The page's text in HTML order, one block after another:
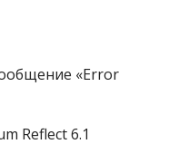
«Error
Reflect 6.1